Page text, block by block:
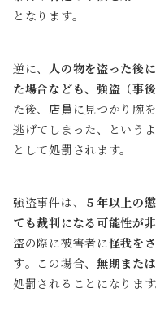
となります。
逆に、 人の物を盗った後
た場合なども、強盗（事
た後、店員に見つかり腕
逃げてしまった、という
として処罰されます。
強盗事件は、 ５年以上の
ても裁判になる可能性が
盗の際に被害者に怪我を
す。この場合、 無期また
処罰されることになります